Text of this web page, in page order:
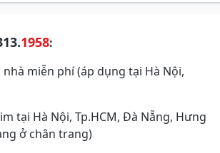
1958:
miễn phí (áp dụng tại Hà Nội,
tại Hà Nội, Tp.HCM, Đà Nẵng, Hưng
ở chân trang)